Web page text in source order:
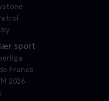
sport
France
2026